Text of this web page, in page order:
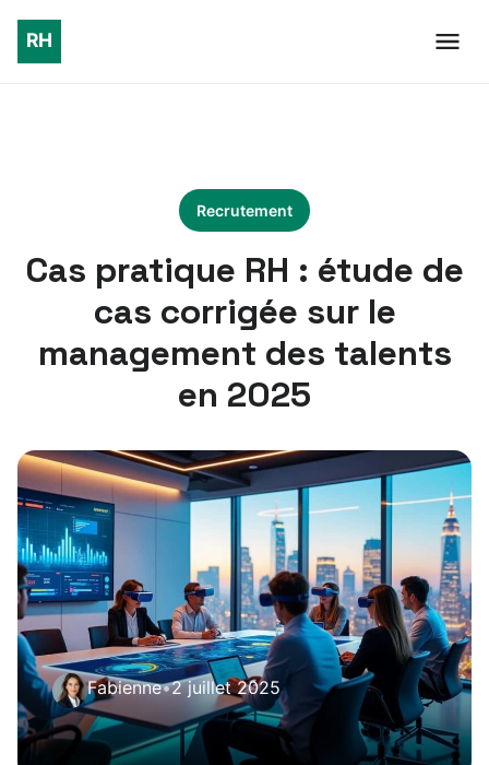
Recrutement
Cas pratique RH : étude de
cas corrigée sur le
management des talents
en 2025
Fabienne•2 juillet 2025